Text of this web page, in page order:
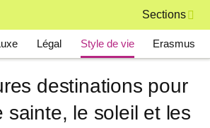
Sections
Légal Style de vie Erasmus
destinations pour
sainte, le soleil et les